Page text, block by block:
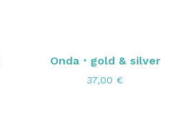
Onda・gold & silver
37,00 €